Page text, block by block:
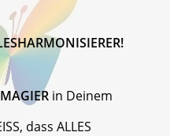
MAGIER in Deinem
dass ALLES